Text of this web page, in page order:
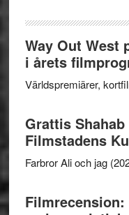
Way Out West
i årets
Världspremiärer,
Grattis
Filmstadens
Farbror Ali och jag